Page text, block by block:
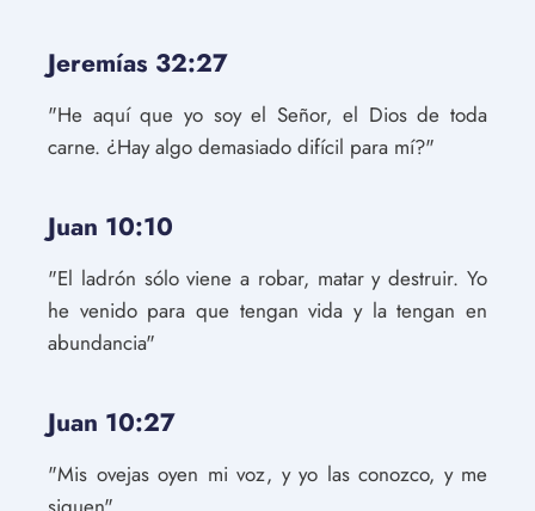
Jeremías 32:27
"He aquí que yo soy el Señor, el Dios de toda
carne. ¿Hay algo demasiado difícil para mí?"
Juan 10:10
"El ladrón sólo viene a robar, matar y destruir. Yo
he venido para que tengan vida y la tengan en
abundancia"
Juan 10:27
"Mis ovejas oyen mi voz, y yo las conozco, y me